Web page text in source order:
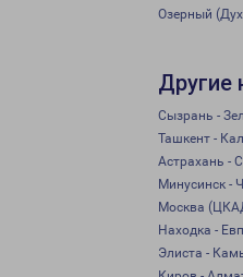
Озерный
Другие
Сызрань -
Ташкент -
Астрахань -
Минусинск -
Москва
Находка -
Элиста -